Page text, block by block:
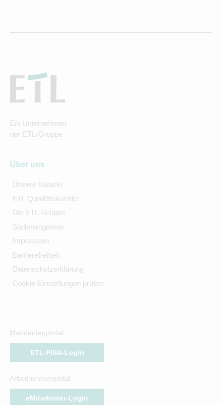
Ein Unternehmen
der ETL-Gruppe
Über uns
Unsere Kanzlei
ETL Qualitätskanzlei
Die ETL-Gruppe
Stellenangebote
Impressum
Barrierefreiheit
Datenschutzerklärung
Cookie-Einstellungen prüfen
Mandantenportal
ETL-PISA-Login
Arbeitnehmerportal
eMitarbeiter-Login